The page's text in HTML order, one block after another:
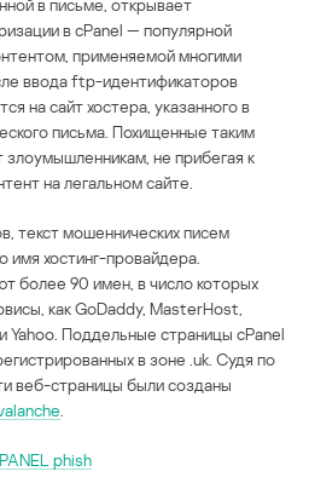
в cPanel — популярной
применяемой многими
ввода ftp-идентификаторов
на сайт хостера, указанного в
письма. Похищенные таким
не прибегая к
на легальном сайте.
текст мошеннических писем
имя хостинг-провайдера.
более 90 имен, в число которых
как GoDaddy, MasterHost,
Yahoo. Поддельные страницы cPanel
в зоне .uk. Судя по
веб-страницы были созданы
phish